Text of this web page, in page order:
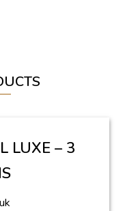
LUXE – 3